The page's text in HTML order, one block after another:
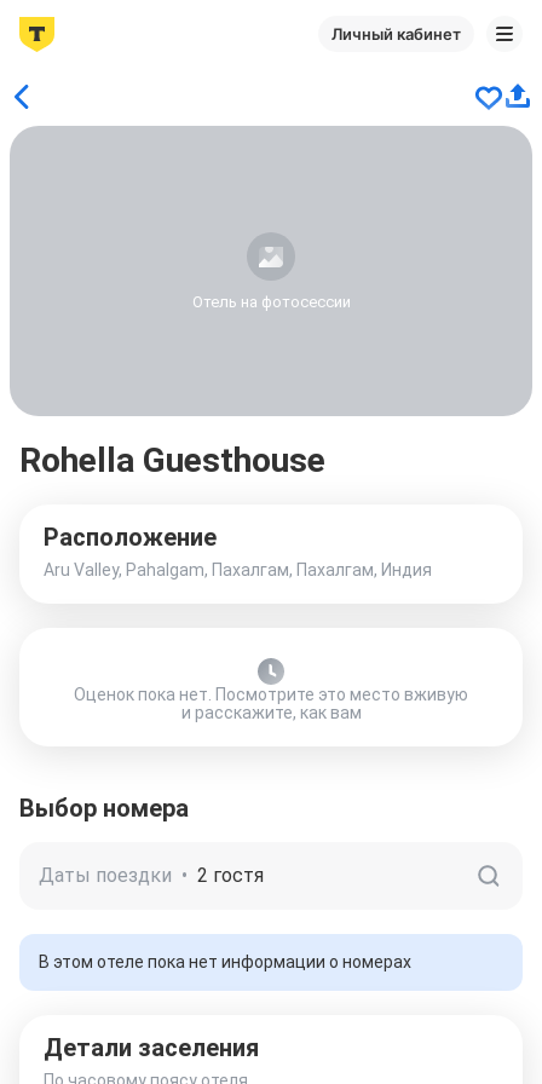
Личный кабинет
Отель на фотосессии
Rohella Guesthouse
Расположение
Aru Valley, Pahalgam, Пахалгам, Пахалгам, Индия
Оценок пока нет. Посмотрите это место вживую
и расскажите, как вам
Выбор номера
Даты поездки • 2 гостя
В этом отеле пока нет информации о номерах
Детали заселения